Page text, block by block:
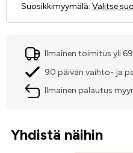
Suosikkimyymälä: Valitse
Ilmainen toimitus yli
90 päivän vaihto- ja
Ilmainen palautus
Yhdistä näihin